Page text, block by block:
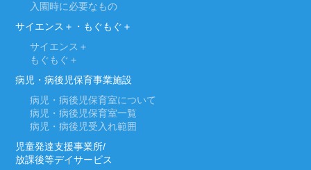
入園時に必要なもの
サイエンス＋・もぐもぐ＋
サイエンス＋
もぐもぐ＋
病児・病後児保育事業施設
病児・病後児保育室について
病児・病後児保育室一覧
病児・病後児受入れ範囲
児童発達支援事業所/
放課後等デイサービス